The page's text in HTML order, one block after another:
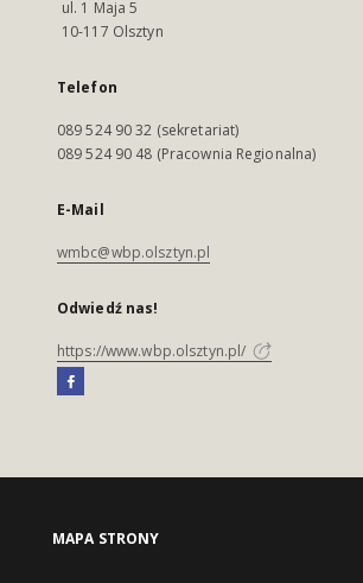
ul. 1 Maja 5
10-117 Olsztyn
Telefon
089 524 90 32 (sekretariat)
089 524 90 48 (Pracownia Regionalna)
E-Mail
wmbc@wbp.olsztyn.pl
Odwiedź nas!
https://www.wbp.olsztyn.pl/
MAPA STRONY